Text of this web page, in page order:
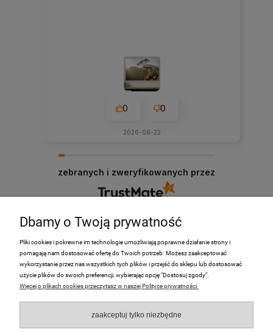
0 0
2026-06-22
zebranych i zweryfikowanych przez
PRODUKTY
Moje Konto
Płatności i dostawa
Dbamy o Twoją prywatność
Pliki cookies i pokrewne im technologie umożliwiają poprawne działanie strony i
pomagają nam dostosować ofertę do Twoich potrzeb. Możesz zaakceptować
wykorzystanie przez nas wszystkich tych plików i przejść do sklepu lub dostosować
użycie plików do swoich preferencji, wybierając opcję "Dostosuj zgody".
Więcej o plikach cookies przeczytasz w naszej Polityce prywatności.
zaakceptuj tylko niezbędne